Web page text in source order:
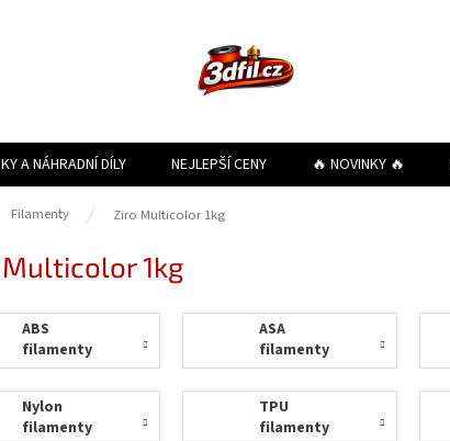
A NÁHRADNÍ DÍLY NEJLEPŠÍ CENY 🔥 NOVINKY 🔥
Filamenty Ziro Multicolor 1kg
1kg
ABS
filamenty
ASA
filamenty
Nylon
filamenty
TPU
filamenty